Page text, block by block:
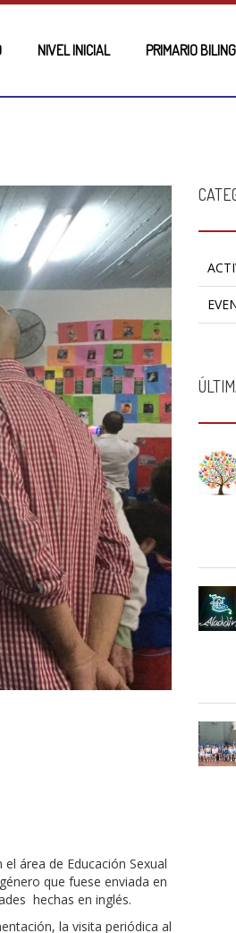
NIVEL INICIAL PRIMARIO
área de Educación Sexual
que fuese enviada en
hechas en inglés.
la visita periódica al